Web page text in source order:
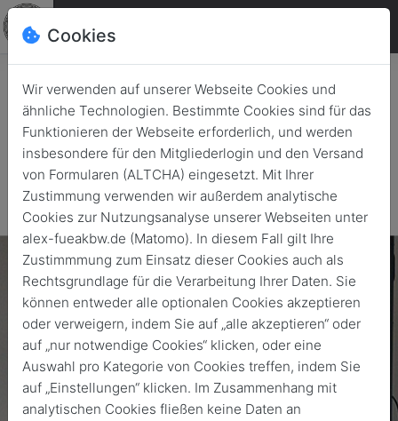
Cookies
Wir verwenden auf unserer Webseite Cookies und
ähnliche Technologien. Bestimmte Cookies sind für das
Funktionieren der Webseite erforderlich, und werden
insbesondere für den Mitgliederlogin und den Versand
von Formularen (ALTCHA) eingesetzt. Mit Ihrer
Zustimmung verwenden wir außerdem analytische
Cookies zur Nutzungsanalyse unserer Webseiten unter
alex-fueakbw.de (Matomo). In diesem Fall gilt Ihre
Zustimmmung zum Einsatz dieser Cookies auch als
Rechtsgrundlage für die Verarbeitung Ihrer Daten. Sie
können entweder alle optionalen Cookies akzeptieren
oder verweigern, indem Sie auf „alle akzeptieren“ oder
auf „nur notwendige Cookies“ klicken, oder eine
Auswahl pro Kategorie von Cookies treffen, indem Sie
auf „Einstellungen“ klicken. Im Zusammenhang mit
analytischen Cookies fließen keine Daten an